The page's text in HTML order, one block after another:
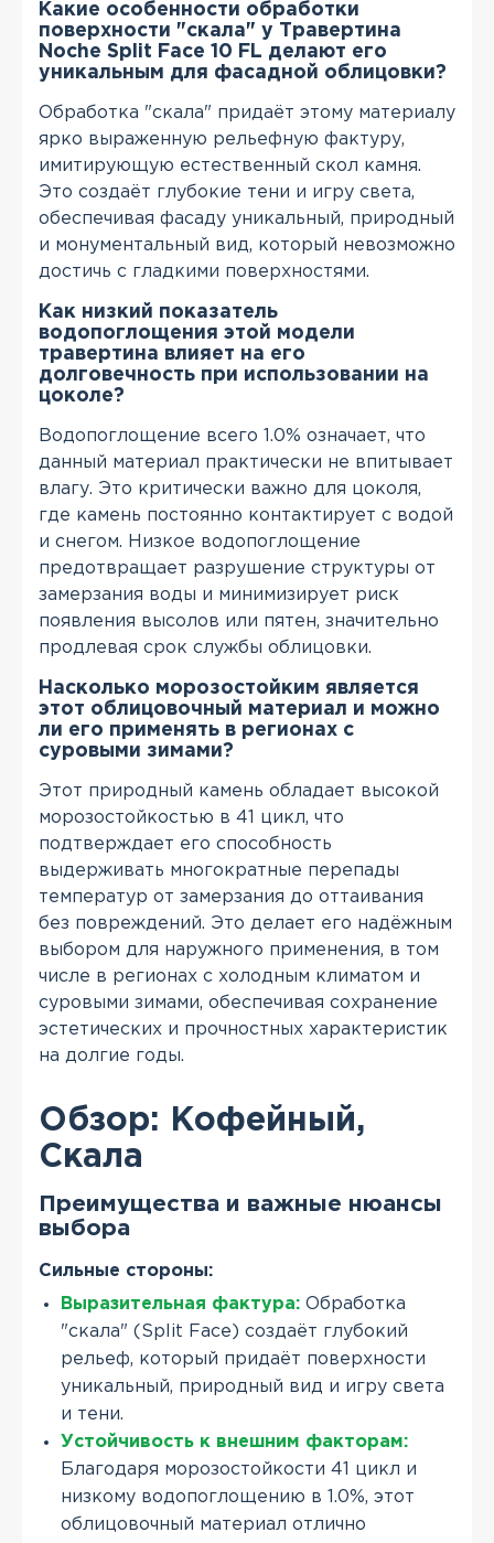
Какие особенности обработки
поверхности "скала" у Травертина
Noche Split Face 10 FL делают его
уникальным для фасадной облицовки?
Обработка "скала" придаёт этому материалу
ярко выраженную рельефную фактуру,
имитирующую естественный скол камня.
Это создаёт глубокие тени и игру света,
обеспечивая фасаду уникальный, природный
и монументальный вид, который невозможно
достичь с гладкими поверхностями.
Как низкий показатель
водопоглощения этой модели
травертина влияет на его
долговечность при использовании на
цоколе?
Водопоглощение всего 1.0% означает, что
данный материал практически не впитывает
влагу. Это критически важно для цоколя,
где камень постоянно контактирует с водой
и снегом. Низкое водопоглощение
предотвращает разрушение структуры от
замерзания воды и минимизирует риск
появления высолов или пятен, значительно
продлевая срок службы облицовки.
Насколько морозостойким является
этот облицовочный материал и можно
ли его применять в регионах с
суровыми зимами?
Этот природный камень обладает высокой
морозостойкостью в 41 цикл, что
подтверждает его способность
выдерживать многократные перепады
температур от замерзания до оттаивания
без повреждений. Это делает его надёжным
выбором для наружного применения, в том
числе в регионах с холодным климатом и
суровыми зимами, обеспечивая сохранение
эстетических и прочностных характеристик
на долгие годы.
Обзор: Кофейный,
Скала
Преимущества и важные нюансы
выбора
Сильные стороны:
Выразительная фактура: Обработка
"скала" (Split Face) создаёт глубокий
рельеф, который придаёт поверхности
уникальный, природный вид и игру света
и тени.
Устойчивость к внешним факторам:
Благодаря морозостойкости 41 цикл и
низкому водопоглощению в 1.0%, этот
облицовочный материал отлично